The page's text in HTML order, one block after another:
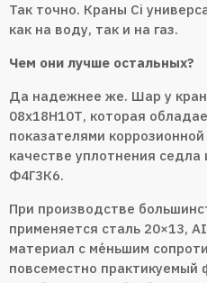
Так точно. Краны Ci
как на воду, так и на газ.
Чем они лучше остальных?
Да надежнее же. Шар у
08x18H10Т, которая
показателями
качестве уплотнения
Ф4Г3К6.
При производстве
применяется сталь 20×13,
материал с ме́ньшим
повсеместно